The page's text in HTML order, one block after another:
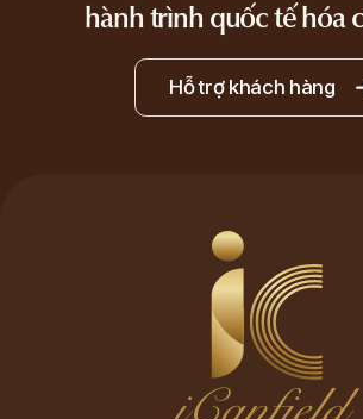
hành trình quốc tế hóa
Hỗ trợ khách hàng